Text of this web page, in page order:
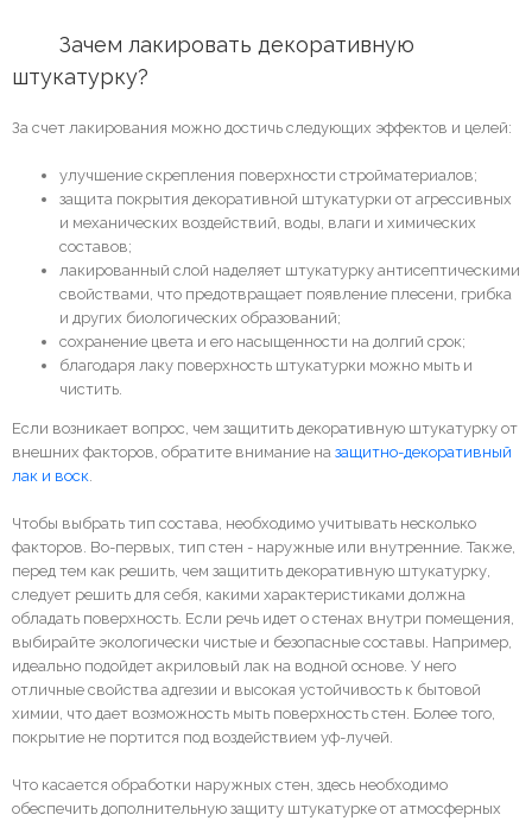
штукатурку?
За счет лакирования можно достичь следующих эффектов и целей:
улучшение скрепления поверхности стройматериалов;
защита покрытия декоративной штукатурки от агрессивных
и механических воздействий, воды, влаги и химических
составов;
лакированный слой наделяет штукатурку антисептическими
свойствами, что предотвращает появление плесени, грибка
и других биологических образований;
сохранение цвета и его насыщенности на долгий срок;
благодаря лаку поверхность штукатурки можно мыть и
чистить.
Если возникает вопрос, чем защитить декоративную штукатурку от
внешних факторов, обратите внимание на защитно-декоративный
лак и воск
Чтобы выбрать тип состава, необходимо учитывать несколько
факторов. Во-первых, тип стен - наружные или внутренние. Также,
перед тем как решить, чем защитить декоративную штукатурку,
следует решить для себя, какими характеристиками должна
обладать поверхность. Если речь идет о стенах внутри помещения,
выбирайте экологически чистые и безопасные составы. Например,
идеально подойдет акриловый лак на водной основе. У него
отличные свойства адгезии и высокая устойчивость к бытовой
химии, что дает возможность мыть поверхность стен. Более того,
покрытие не портится под воздействием уф-лучей.
Что касается обработки наружных стен, здесь необходимо
обеспечить дополнительную защиту штукатурке от атмосферных